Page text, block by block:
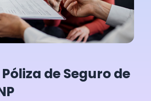
de Seguro de